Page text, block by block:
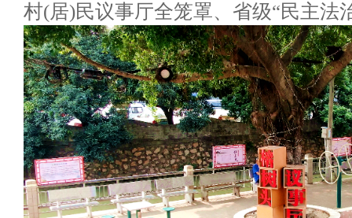
村(居)民议事厅全笼罩、省级“民主法